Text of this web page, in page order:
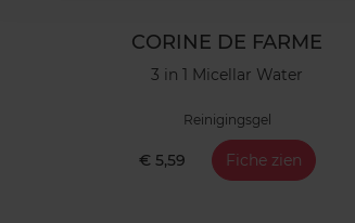
CORINE DE FARME
3 in 1 Micellar Water
Reinigingsgel
€ 5,59 Fiche zien